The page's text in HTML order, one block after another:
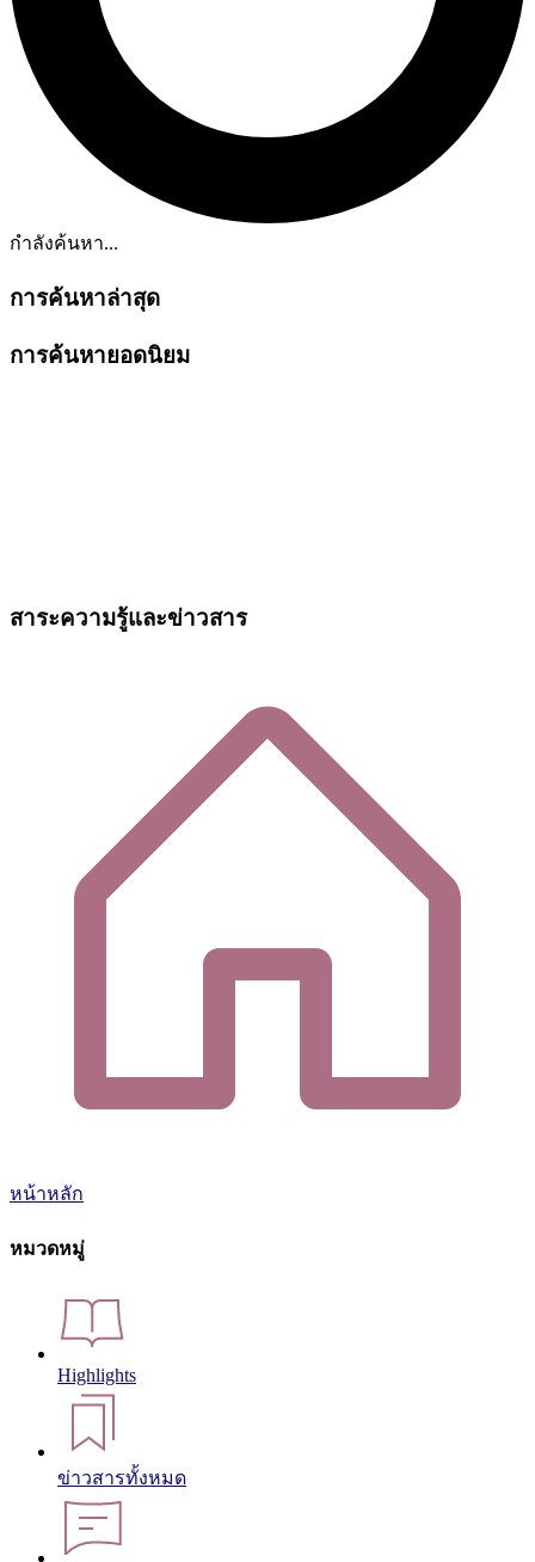
กำลังค้นหา...
การค้นหาล่าสุด
การค้นหายอดนิยม
สาระความรู้และข่าวสาร
หน้าหลัก
หมวดหมู่
Highlights
ข่าวสารทั้งหมด